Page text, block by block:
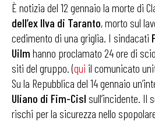
È notizia del 12 gennaio la morte di
dell’ex Ilva di Taranto, morto sul
cedimento di una griglia. I sindacati
Uilm hanno proclamato 24 ore di
siti del gruppo. (qui il comunicato
Su la Repubblica del 14 gennaio
Uliano di Fim-Cisl sull’incidente. Il
rischi per la sicurezza nello